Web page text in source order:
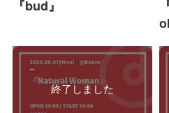
『bud』
終了しました